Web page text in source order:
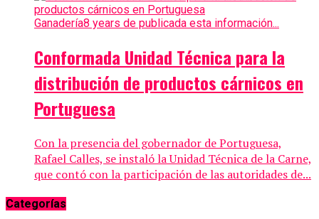
Ganadería8 years de publicada esta información...
Conformada Unidad Técnica para la
distribución de productos cárnicos en
Portuguesa
Con la presencia del gobernador de Portuguesa,
Rafael Calles, se instaló la Unidad Técnica de la Carne,
que contó con la participación de las autoridades de...
Categorías